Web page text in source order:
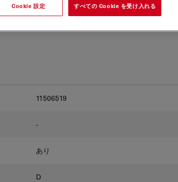
11506519
-
あり
D
Cookie 設定 すべての Cookie を受け入れる